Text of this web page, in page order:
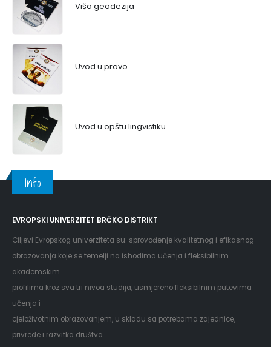
Viša geodezija
Uvod u pravo
Uvod u opštu lingvistiku
Info
EVROPSKI UNIVERZITET BRČKO DISTRIKT
Ciljevi Evropskog univerziteta su: sprovođenje kvalitetnog i efikasnog
obrazovanja koje se temelji na ishodima učenja i fleksibilnim
akademskim
profilima kroz sva tri nivoa studija, usmjereno fleksibilnim putevima
učenja i
cjeloživotnim obrazovanjem, u skladu sa potrebama zajednice,
privrede i razvitka društva.